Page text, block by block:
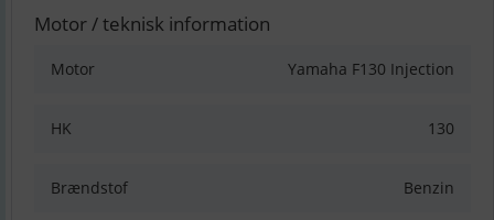
Motor / teknisk information
Motor Yamaha F130 Injection
HK 130
Brændstof Benzin